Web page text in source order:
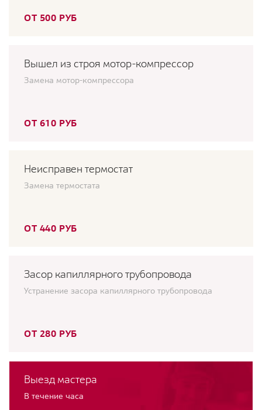
ОТ 500 РУБ
Вышел из строя мотор-компрессор
Замена мотор-компрессора
ОТ 610 РУБ
Неисправен термостат
Замена термостата
ОТ 440 РУБ
Засор капиллярного трубопровода
Устранение засора капиллярного трубопровода
ОТ 280 РУБ
Выезд мастера
В течение часа